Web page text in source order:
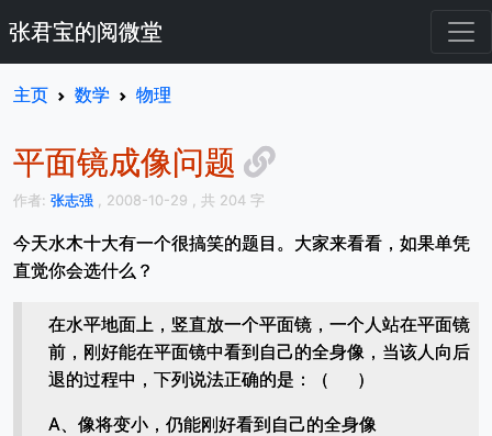
张君宝的阅微堂
主页 数学 物理
平面镜成像问题
作者: 张志强 , 2008-10-29 , 共 204 字
今天水木十大有一个很搞笑的题目。大家来看看，如果单凭
直觉你会选什么？
在水平地面上，竖直放一个平面镜，一个人站在平面镜
前，刚好能在平面镜中看到自己的全身像，当该人向后
退的过程中，下列说法正确的是：（ ）
A、像将变小，仍能刚好看到自己的全身像